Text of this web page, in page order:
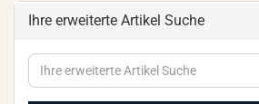
Ihre erweiterte Artikel Suche
Ihre
erweiterte